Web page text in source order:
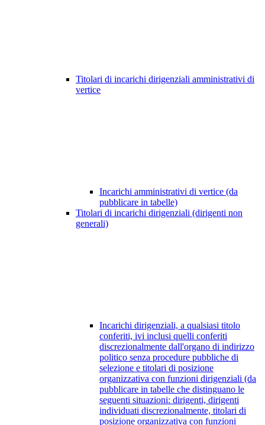
Titolari di incarichi dirigenziali amministrativi di
vertice
Incarichi amministrativi di vertice (da
pubblicare in tabelle)
Titolari di incarichi dirigenziali (dirigenti non
generali)
Incarichi dirigenziali, a qualsiasi titolo
conferiti, ivi inclusi quelli conferiti
discrezionalmente dall'organo di indirizzo
politico senza procedure pubbliche di
selezione e titolari di posizione
organizzativa con funzioni dirigenziali (da
pubblicare in tabelle che distinguano le
seguenti situazioni: dirigenti, dirigenti
individuati discrezionalmente, titolari di
posizione organizzativa con funzioni